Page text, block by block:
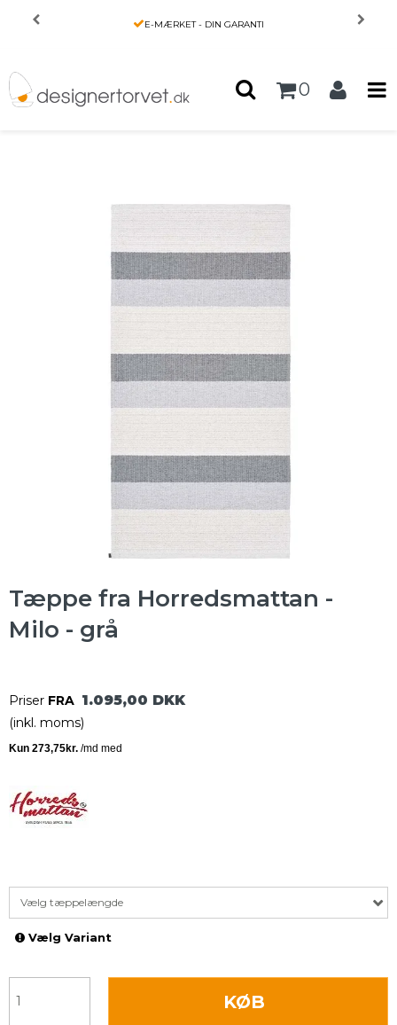
E-MÆRKET - DIN GARANTI
0
Forside INTERIØR /
Tæppe fra Horredsmattan -
Milo - grå
Priser FRA 1.095,00 DKK
(inkl. moms)
Vælg tæppelængde
Vælg Variant
KØB